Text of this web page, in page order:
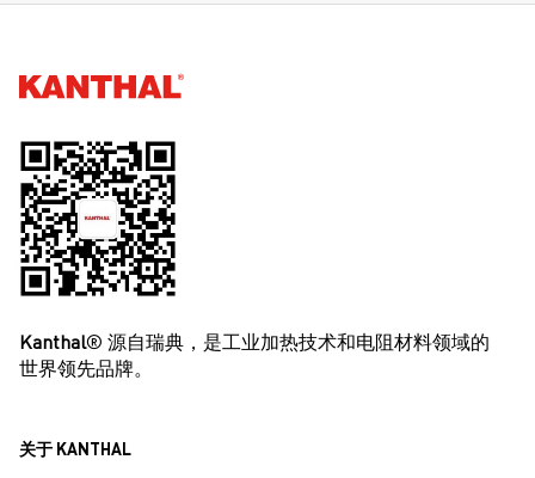
Kanthal®
Kanthal® 源自瑞典，是工业加热技术和电阻材料领域的
世界领先品牌。
关于 KANTHAL